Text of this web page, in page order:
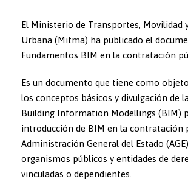
El Ministerio de Transportes, Movilidad
Urbana (Mitma) ha publicado el
Fundamentos BIM en la contratación
Es un documento que tiene como
los conceptos básicos y divulgación de
Building Information Modellings (BIM)
introducción de BIM en la contratación
Administración General del Estado
organismos públicos y entidades de
vinculadas o dependientes.